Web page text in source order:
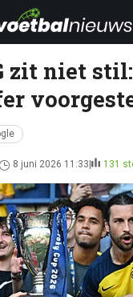
zit niet
8 juni 2026 11:33 131